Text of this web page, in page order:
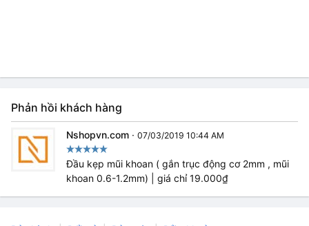
Phản hồi khách hàng
Nshopvn.com · 07/03/2019 10:44 AM
Đầu kẹp mũi khoan ( gắn trục động cơ 2mm , mũi
khoan 0.6-1.2mm) | giá chỉ 19.000₫